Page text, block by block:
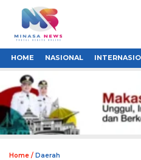
HOME NASIONAL
Home / Daerah